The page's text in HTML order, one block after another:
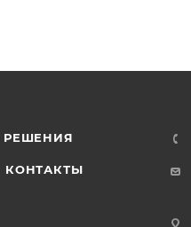
РЕШЕНИЯ
КОНТАКТЫ